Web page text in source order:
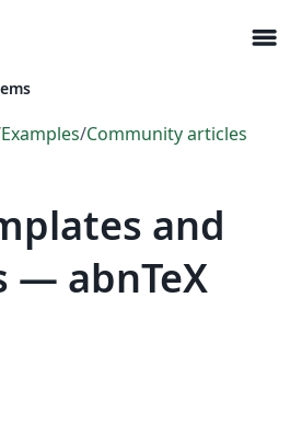
menu
Examples/Community articles
and
— abnTeX